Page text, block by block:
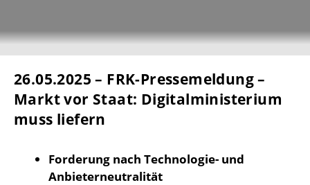
26.05.2025 – FRK-Pressemeldung –
Markt vor Staat: Digitalministerium
muss liefern
Forderung nach Technologie- und
Anbieterneutralität